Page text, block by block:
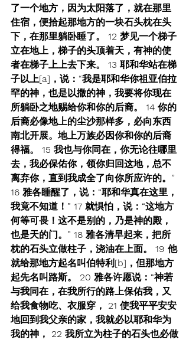
了一个地方，因为太阳落了，就在那里
住宿，便拾起那地方的一块石头枕在头
下，在那里躺卧睡了。 12 梦见一个梯子
立在地上，梯子的头顶着天，有神的使
者在梯子上上去下来。 13 耶和华站在梯
子以上[a]，说：“我是耶和华你祖亚伯拉
罕的神，也是以撒的神，我要将你现在
所躺卧之地赐给你和你的后裔。 14 你的
后裔必像地上的尘沙那样多，必向东西
南北开展。地上万族必因你和你的后裔
得福。 15 我也与你同在，你无论往哪里
去，我必保佑你，领你归回这地，总不
离弃你，直到我成全了向你所应许的。”
16 雅各睡醒了，说：“耶和华真在这里，
我竟不知道！” 17 就惧怕，说：“这地方
何等可畏！这不是别的，乃是神的殿，
也是天的门。” 18 雅各清早起来，把所
枕的石头立做柱子，浇油在上面。 19 他
就给那地方起名叫伯特利[b]，但那地方
起先名叫路斯。 20 雅各许愿说：“神若
与我同在，在我所行的路上保佑我，又
给我食物吃、衣服穿， 21 使我平平安安
地回到我父亲的家，我就必以耶和华为
我的神， 22 我所立为柱子的石头也必做